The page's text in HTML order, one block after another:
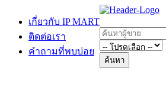
เกี่ยวกับ IP MART
ติดต่อเรา
คำถามที่พบบ่อย
ค้นหา